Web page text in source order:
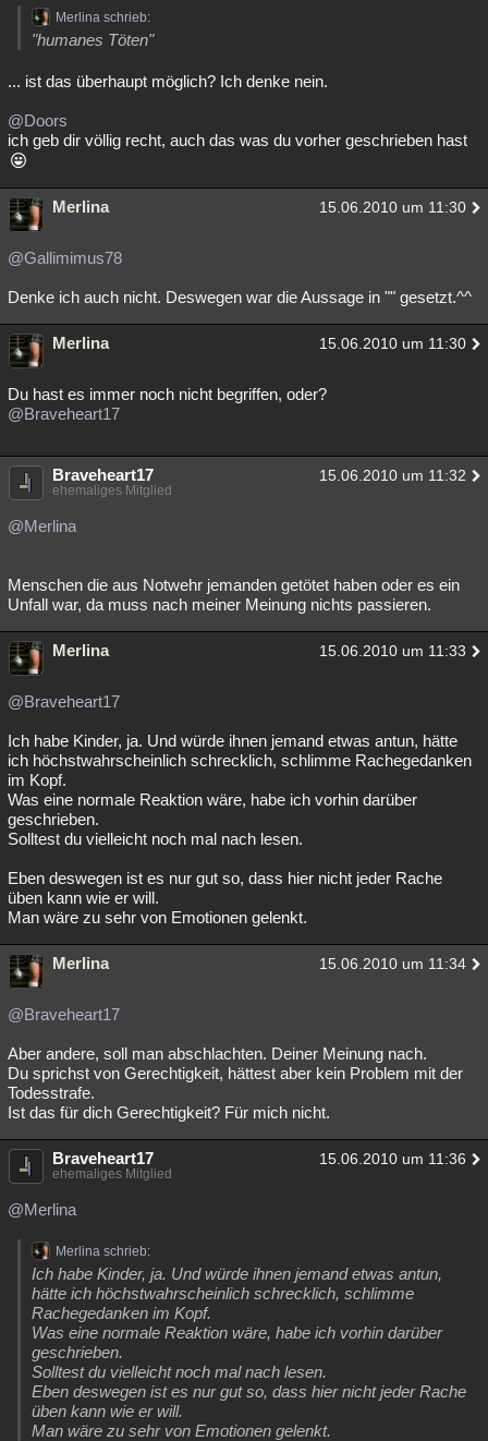
Merlina schrieb:
"humanes Töten"
... ist das überhaupt möglich? Ich denke nein.
@Doors
ich geb dir völlig recht, auch das was du vorher geschrieben hast
Merlina 15.06.2010 um 11:30
@Gallimimus78
Denke ich auch nicht. Deswegen war die Aussage in "" gesetzt.^^
Merlina 15.06.2010 um 11:30
Du hast es immer noch nicht begriffen, oder?
@Braveheart17
Braveheart17 15.06.2010 um 11:32
ehemaliges Mitglied
@Merlina
Menschen die aus Notwehr jemanden getötet haben oder es ein
Unfall war, da muss nach meiner Meinung nichts passieren.
Merlina 15.06.2010 um 11:33
@Braveheart17
Ich habe Kinder, ja. Und würde ihnen jemand etwas antun, hätte
ich höchstwahrscheinlich schrecklich, schlimme Rachegedanken
im Kopf.
Was eine normale Reaktion wäre, habe ich vorhin darüber
geschrieben.
Solltest du vielleicht noch mal nach lesen.
Eben deswegen ist es nur gut so, dass hier nicht jeder Rache
üben kann wie er will.
Man wäre zu sehr von Emotionen gelenkt.
Merlina 15.06.2010 um 11:34
@Braveheart17
Aber andere, soll man abschlachten. Deiner Meinung nach.
Du sprichst von Gerechtigkeit, hättest aber kein Problem mit der
Todesstrafe.
Ist das für dich Gerechtigkeit? Für mich nicht.
Braveheart17 15.06.2010 um 11:36
ehemaliges Mitglied
@Merlina
Merlina schrieb:
Ich habe Kinder, ja. Und würde ihnen jemand etwas antun,
hätte ich höchstwahrscheinlich schrecklich, schlimme
Rachegedanken im Kopf.
Was eine normale Reaktion wäre, habe ich vorhin darüber
geschrieben.
Solltest du vielleicht noch mal nach lesen.
Eben deswegen ist es nur gut so, dass hier nicht jeder Rache
üben kann wie er will.
Man wäre zu sehr von Emotionen gelenkt.